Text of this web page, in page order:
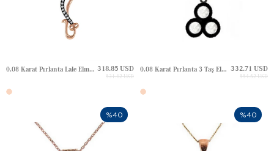
0.08 Karat Pırlanta Lale Elmas Altın Kolye 318.85 USD
531.42 USD
0.08 Karat Pırlanta 3 Taş Elmas Altın Kolye 332.71 USD
554.52 USD
%40 %40